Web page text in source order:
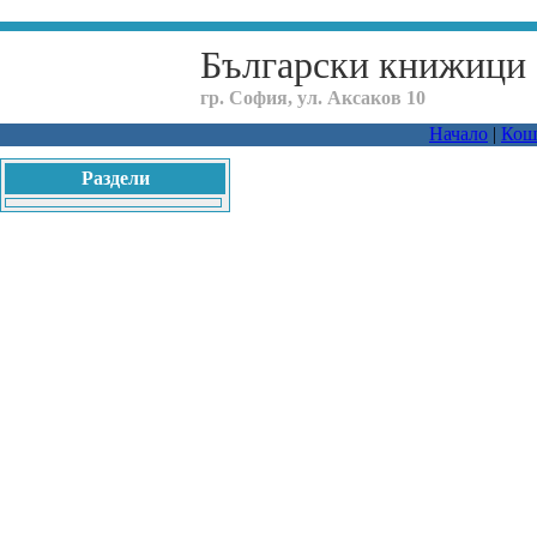
Български книжици
гр. София, ул. Аксаков 10
Начало |
Раздели